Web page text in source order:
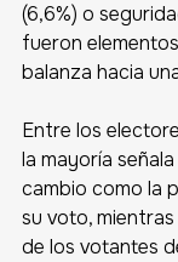
(6,6%) o
fueron
balanza hacia
Entre los
la mayoría
cambio como la
su voto,
de los votantes